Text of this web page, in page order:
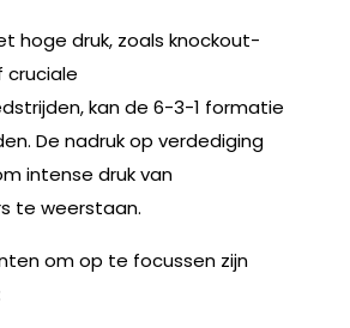
hoge druk, zoals knockout-
cruciale
kan de 6-3-1 formatie
De nadruk op verdediging
intense druk van
te weerstaan.
om op te focussen zijn